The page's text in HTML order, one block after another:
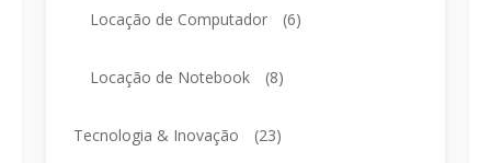
Locação de Computador (6)
Locação de Notebook (8)
Tecnologia & Inovação (23)